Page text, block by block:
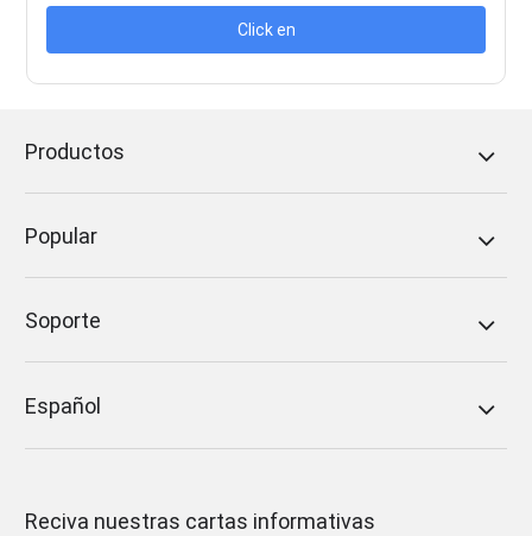
Click en
Productos
Popular
Soporte
Español
Reciva nuestras cartas informativas